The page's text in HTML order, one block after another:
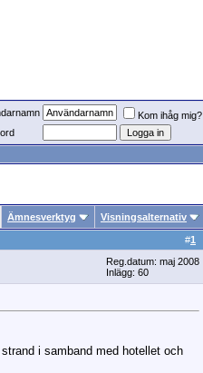
Kom ihåg mig?
Ämnesverktyg Visningsalternativ
#1
Reg.datum: maj 2008
Inlägg: 60
i samband med hotellet och